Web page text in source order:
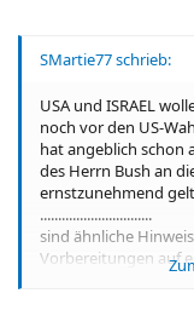
SMartie77 schrieb:
USA und ISRAEL
noch vor den US-
hat angeblich schon
des Herrn Bush an
ernstzunehmend
...............................
sind ähnliche
Vorbereitungen auf
zumindest sind